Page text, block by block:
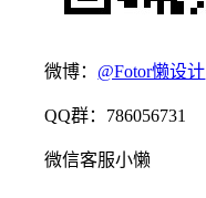
微博： @Fotor懒设计
QQ群：786056731
微信客服小懒